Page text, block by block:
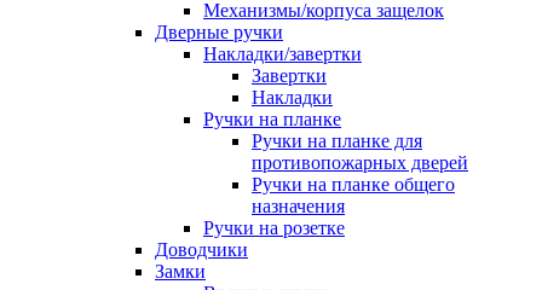
Механизмы/корпуса защелок
Дверные ручки
Накладки/завертки
Завертки
Накладки
Ручки на планке
Ручки на планке для
противопожарных дверей
Ручки на планке общего
назначения
Ручки на розетке
Доводчики
Замки